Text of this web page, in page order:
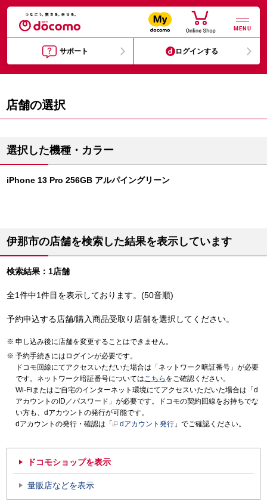
MENU
サポート ログインする
店舗の選択
選択した機種・カラー
iPhone 13 Pro 256GB アルパイングリーン
伊那市の店舗を検索した結果を表示しています
検索結果：1店舗
全1件中1件目を表示しております。(50音順)
予約申込する店舗/購入商品受取り店舗を選択してください。
申し込み後に店舗を変更することはできません。
予約手続きにはログインが必要です。
ドコモ回線にてアクセスいただいた場合は「ネットワーク暗証番号」が必要
です。ネットワーク暗証番号についてはこちら をご確認ください。
Wi-Fiまたはご自宅のインターネット環境にてアクセスいただいた場合は「d
アカウントのID／パスワード」が必要です。ドコモの契約回線をお持ちでな
い方も、dアカウントの発行が可能です。
dアカウントの発行・確認は「
dアカウント発行 」でご確認ください。
ドコモショップを表示
量販店などを表示